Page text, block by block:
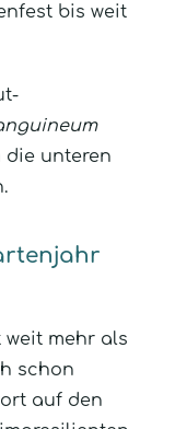
bis weit
die unteren
weit mehr als
schon
auf den